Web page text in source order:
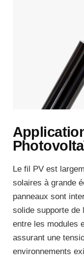
Le fil PV est
solaires à grande
panneaux sont
solide supporte de
entre les modules
assurant une
environnements